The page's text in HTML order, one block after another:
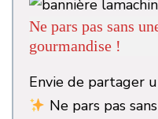
Ne pars pas sans
gourmandise !
Envie de partager
Ne pars pas